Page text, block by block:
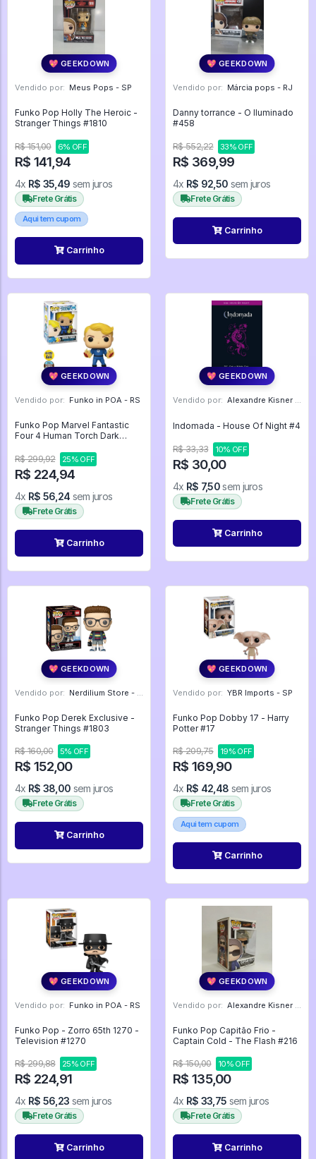
💖 GEEKDOWN
Vendido por: Meus Pops - SP
Funko Pop Holly The Heroic -
Stranger Things #1810
R$ 151,00 6% OFF
R$ 141,94
4x R$ 35,49 sem juros
Frete Grátis
Aqui tem cupom
Carrinho
💖 GEEKDOWN
Vendido por: Márcia pops - RJ
Danny torrance - O Iluminado
#458
R$ 552,22 33% OFF
R$ 369,99
4x R$ 92,50 sem juros
Frete Grátis
Carrinho
💖 GEEKDOWN
Vendido por: Funko in POA - RS
Funko Pop Marvel Fantastic
Four 4 Human Torch Dark
R$ 299,92
25% OFF
R$ 224,94
4x R$ 56,24 sem juros
Frete Grátis
Carrinho
💖 GEEKDOWN
Vendido por: Alexandre Kisner - PR
Indomada - House Of Night #4
R$ 33,33 10% OFF
R$ 30,00
4x R$ 7,50sem juros
Frete Grátis
Carrinho
💖 GEEKDOWN
Vendido por: Nerdilium Store - SP
Funko Pop Derek Exclusive -
Stranger Things #1803
R$ 160,00 5% OFF
R$ 152,00
4x R$ 38,00 sem juros
Frete Grátis
Carrinho
💖 GEEKDOWN
Vendido por: YBR Imports - SP
Funko Pop Dobby 17 - Harry
Potter #17
R$ 209,75 19% OFF
R$ 169,90
4x R$ 42,48 sem juros
Frete Grátis
Aqui tem cupom
Carrinho
💖 GEEKDOWN
Vendido por: Funko in POA - RS
Funko Pop - Zorro 65th 1270 -
Television #1270
R$ 299,88 25% OFF
R$ 224,91
4x R$ 56,23 sem juros
Frete Grátis
Carrinho
💖 GEEKDOWN
Vendido por: Alexandre Kisner - PR
Funko Pop Capitão Frio -
Captain Cold - The Flash #216
R$ 150,00 10% OFF
R$ 135,00
4x R$ 33,75 sem juros
Frete Grátis
Carrinho